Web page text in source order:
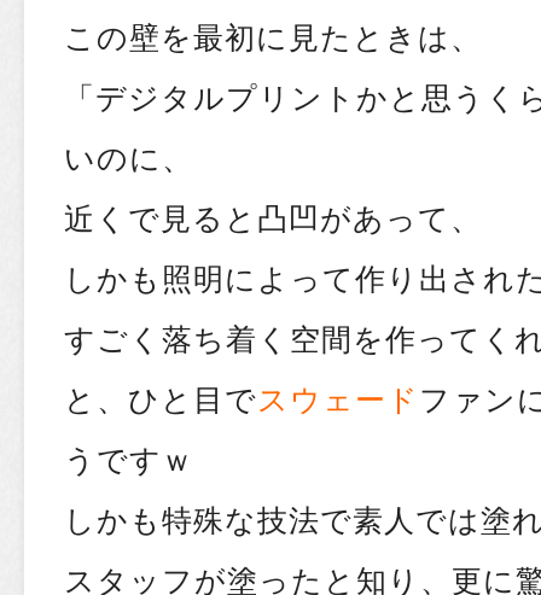
この壁を最初に見たときは、
「デジタルプリントかと思うく
いのに、
近くで見ると凸凹があって、
しかも照明によって作り出され
すごく落ち着く空間を作ってく
と、ひと目でスウェードファン
うですｗ
しかも特殊な技法で素人では塗
スタッフが塗ったと知り、更に